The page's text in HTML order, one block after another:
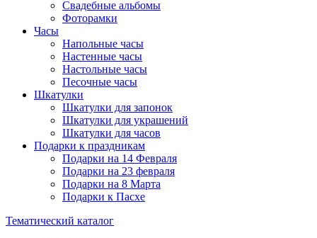
Свадебные альбомы
Фоторамки
Часы
Напольные часы
Настенные часы
Настольные часы
Песочные часы
Шкатулки
Шкатулки для запонок
Шкатулки для украшений
Шкатулки для часов
Подарки к праздникам
Подарки на 14 Февраля
Подарки на 23 февраля
Подарки на 8 Марта
Подарки к Пасхе
Тематический каталог